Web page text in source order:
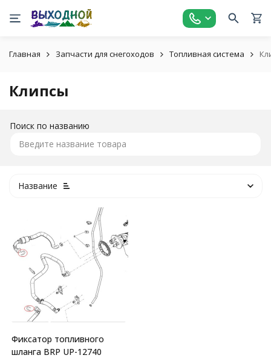
Главная Запчасти для снегоходов Топливная система
Клипсы
Поиск по названию
Название
Фиксатор топливного
шланга BRP UP-12740